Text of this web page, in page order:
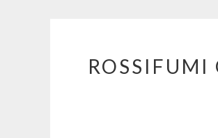
Aller
ROSSIFUMI